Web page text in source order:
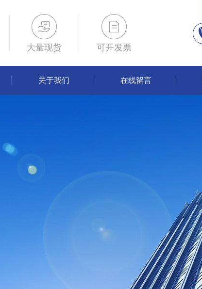
大量现货 可开发票
关于我们 在线留言